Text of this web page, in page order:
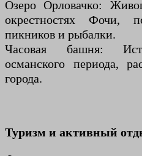
Озеро Орловачко:
окрестностях Фочи,
пикников и рыбалки.
Часовая башня:
османского периода,
города.
Туризм и активный